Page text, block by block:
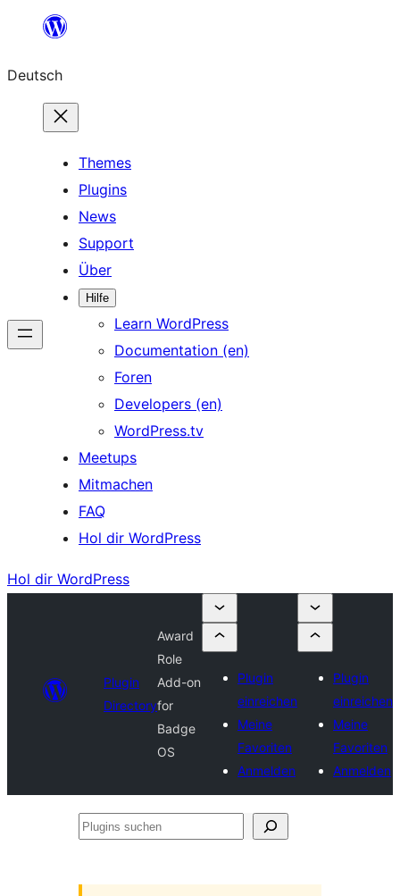
springen
Deutsch
Themes
Plugins
News
Support
Über
Hilfe
Learn WordPress
Documentation (en)
Foren
Developers (en)
WordPress.tv
Meetups
Mitmachen
FAQ
Hol dir WordPress
Hol dir WordPress
Plugin
Directory
Award
Role
Add-on
for
Badge
OS
Plugin
einreichen
Meine
Favoriten
Anmelden
Plugin
einreichen
Meine
Favoriten
Anmelden
Plugins